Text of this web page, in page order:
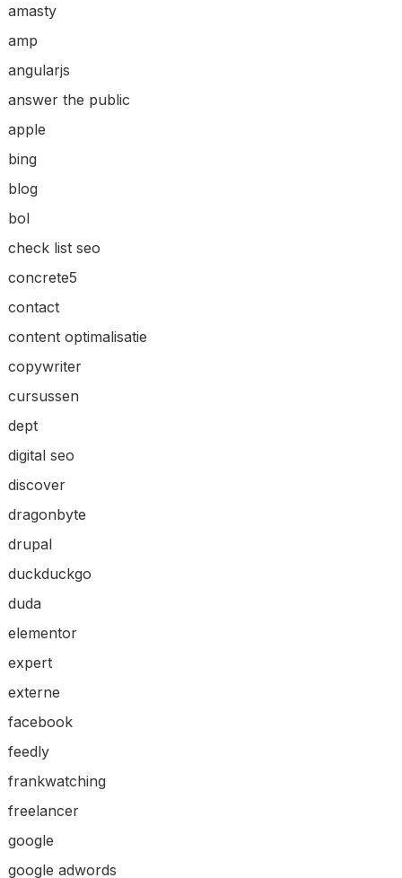
amasty
amp
angularjs
answer the public
apple
bing
blog
bol
check list seo
concrete5
contact
content optimalisatie
copywriter
cursussen
dept
digital seo
discover
dragonbyte
drupal
duckduckgo
duda
elementor
expert
externe
facebook
feedly
frankwatching
freelancer
google
google adwords